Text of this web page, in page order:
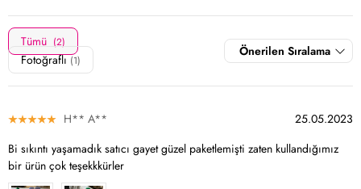
Tümü (2)
Fotoğraflı (1)
Önerilen Sıralama
H** A**
25.05.2023
Bi sıkıntı yaşamadık satıcı gayet güzel paketlemişti zaten kullandığımız
bir ürün çok teşekkkürler